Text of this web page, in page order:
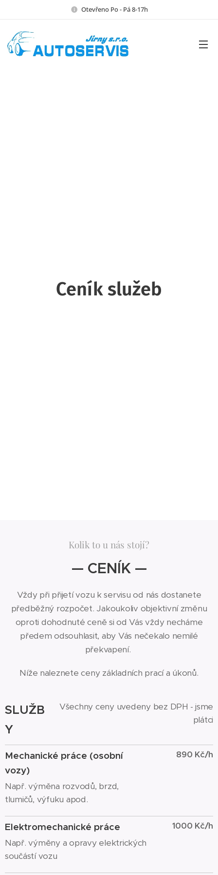
Otevřeno Po - Pá 8-17h
Ceník služeb
Kolik to u nás stojí?
— CENÍK —
Vždy při přijetí vozu k servisu od nás dostanete
předběžný rozpočet. Jakoukoliv objektivní změnu
oproti dohodnuté ceně si od Vás vždy necháme
předem odsouhlasit, aby Vás nečekalo nemilé
překvapení.
Níže naleznete ceny základních prací a úkonů.
SLUŽB
Y
Všechny ceny uvedeny bez DPH - jsme
plátci
Mechanické práce (osobní
vozy)
Např. výměna rozvodů, brzd,
tlumičů, výfuku apod.
890 Kč/h
Elektromechanické práce
Např. výměny a opravy elektrických
součástí vozu
1000 Kč/h